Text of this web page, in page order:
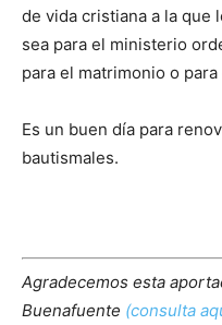
de vida cristiana a la que
sea para el ministerio
para el matrimonio o
Es un buen día para
bautismales.
Agradecemos esta
Buenafuente (consulta